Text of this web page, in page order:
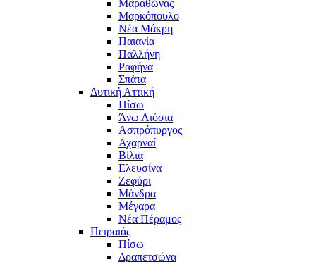
Μαραθώνας
Μαρκόπουλο
Νέα Μάκρη
Παιανία
Παλλήνη
Ραφήνα
Σπάτα
Δυτική Αττική
Πίσω
Άνω Λιόσια
Ασπρόπυργος
Αχαρναί
Βίλια
Ελευσίνα
Ζεφύρι
Μάνδρα
Μέγαρα
Νέα Πέραμος
Πειραιάς
Πίσω
Δραπετσώνα